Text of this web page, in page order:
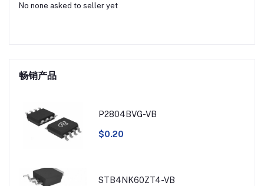
No none asked to seller yet
畅销产品
P2804BVG-VB
$0.20
STB4NK60ZT4-VB